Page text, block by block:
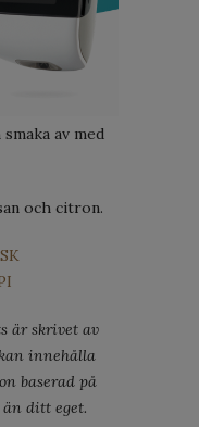
av med
och citron.
är skrivet av
innehålla
baserad på
ditt eget.